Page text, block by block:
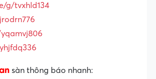
g/tvxhld134
sàn thông báo nhanh: